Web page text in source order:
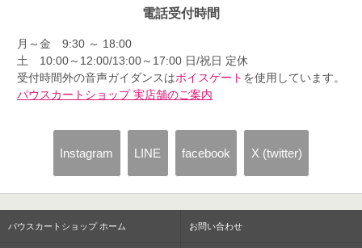
電話受付時間
月～金 9:30 ～ 18:00
土 10:00～12:00/13:00～17:00 日/祝日 定休
受付時間外の音声ガイダンスはボイスゲート を使用しています。
パウスカートショップ 実店舗のご案内
Instagram LINE facebook X (twitter)
パウスカートショップ ホーム お問い合わせ